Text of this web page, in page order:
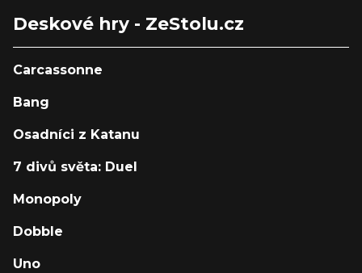
Deskové hry - ZeStolu.cz
Carcassonne
Bang
Osadníci z Katanu
7 divů světa: Duel
Monopoly
Dobble
Uno